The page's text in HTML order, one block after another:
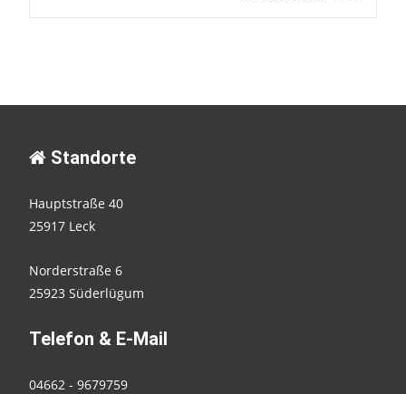
Standorte
Hauptstraße 40
25917 Leck
Norderstraße 6
25923 Süderlügum
Telefon & E-Mail
04662 - 9679759